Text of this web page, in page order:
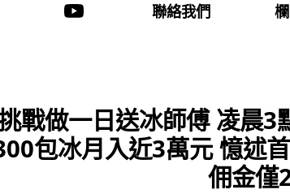
聯絡我們
戰做一日送冰師傅 凌晨3
包冰月入近3萬元 憶述
佣金僅